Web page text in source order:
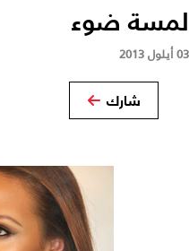
لمسة ضوء
03 أيلول 2013
شارك